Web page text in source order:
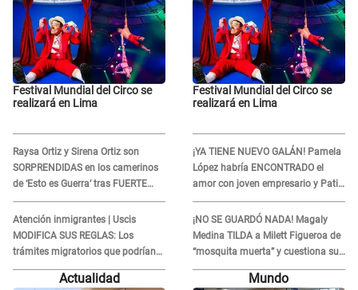
Festival Mundial del Circo se
realizará en Lima
Raysa Ortiz y Sirena Ortiz son
SORPRENDIDAS en los camerinos
de ‘Esto es Guerra’ tras FUERTE
ENFRENTAMIENTO con Gabriel
Moisés: “Gracias”
Atención inmigrantes | Uscis
MODIFICA SUS REGLAS: Los
trámites migratorios que podrían
necesitar tu prueba de ADN
Festival Mundial del Circo se
realizará en Lima
¡YA TIENE NUEVO GALÁN! Pamela
López habría ENCONTRADO el
amor con joven empresario y Pati
Lorena la ECHA en VIVO
¡NO SE GUARDÓ NADA! Magaly
Medina TILDA a Milett Figueroa de
“mosquita muerta” y cuestiona su
RECONCILIACIÓN con Marcelo
Tinelli en TV argentina
Actualidad Mundo